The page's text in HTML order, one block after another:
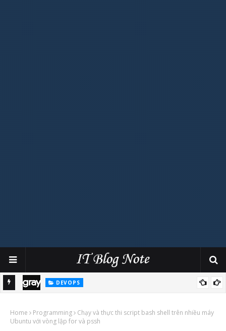
DEVOPS
Kubernetes
Home Programming
Chạy và thực thi script bash shell trên nhiều máy
Ubuntu với vòng lập for và pssh